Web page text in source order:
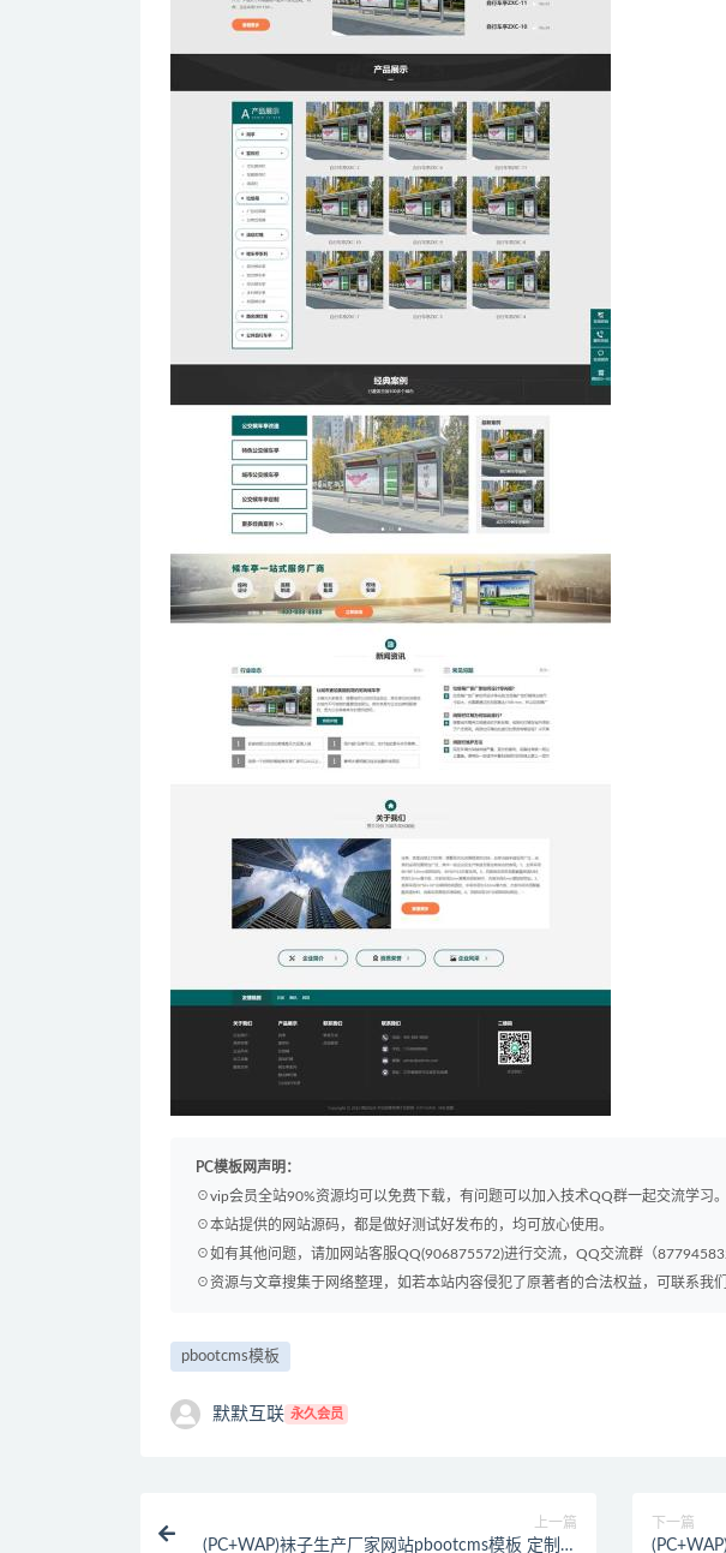
PC模板网声明：
☉vip会员全站90%资源均可以免费下载，有问题可以加入技术QQ群一起交流学习。
☉本站提供的网站源码，都是做好测试好发布的，均可放心使用。
☉如有其他问题，请加网站客服QQ(906875572)进行交流，QQ交流群（
☉资源与文章搜集于网络整理，如若本站内容侵犯了原著者的合法权益，可联系我
pbootcms模板
默默互联 永久会员
上一篇
(PC+WAP)袜子生产厂家网站pbootcms模板 定制针
下一篇